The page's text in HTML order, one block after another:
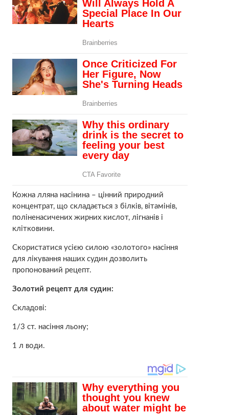
Кожна лляна насінина – цінний природний
концентрат, що складається з білків, вітамінів,
поліненасичених жирних кислот, лігнанiв і
клітковини.
Скористатися усією силою «золотого» насіння
для лікування наших судин дозволить
пропонований рецепт.
Золотий рецепт для судин:
Складові:
1/3 ст. насіння льону;
1 л води.